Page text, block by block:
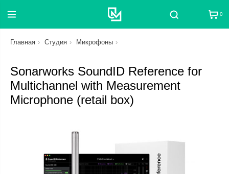
Поиск 0
Главная Студия Микрофоны
Sonarworks SoundID Reference for
Multichannel with Measurement
Microphone (retail box)